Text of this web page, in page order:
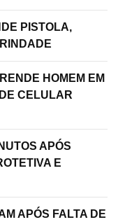
PISTOLA,
HOMEM EM
CELULAR
APÓS
E
APÓS FALTA DE